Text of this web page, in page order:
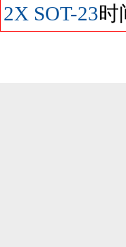
2X SOT-23时